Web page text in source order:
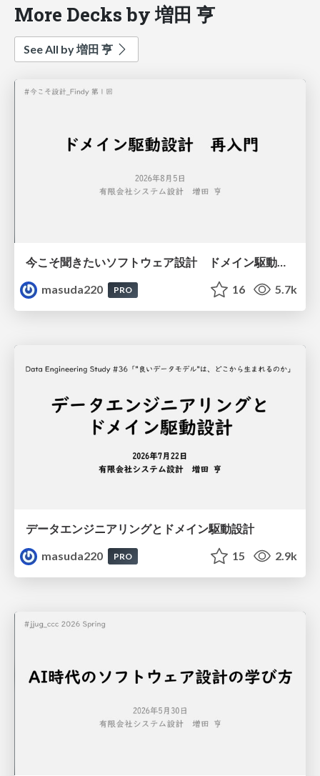
More Decks by 増田 亨
See All by 増田 亨
今こそ聞きたいソフトウェア設計 ドメイン駆動設計再入門
masuda220
PRO 16 5.7k
データエンジニアリングとドメイン駆動設計
masuda220
PRO 15 2.9k